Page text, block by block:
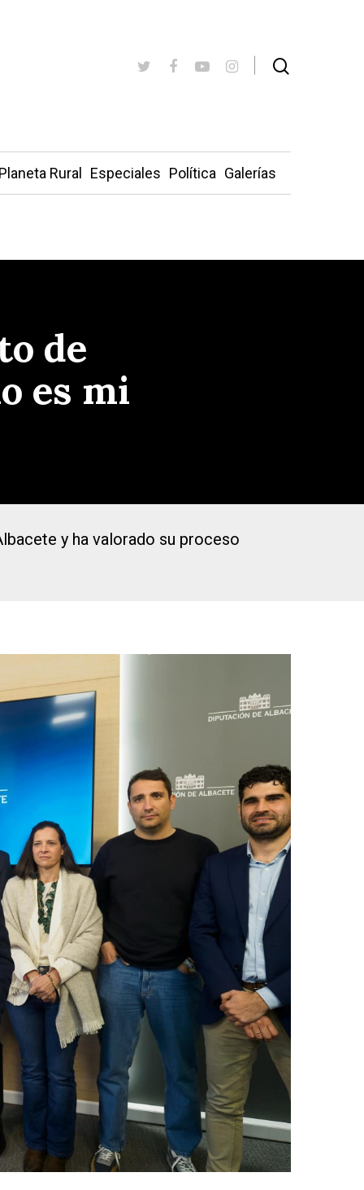
Planeta Rural Especiales Política Galerías
de
es mi
y ha valorado su proceso